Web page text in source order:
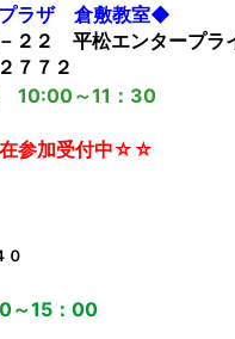
ラザ 倉敷教室◆
２２ 平松エンタープラ
７７２
10:00～11：30
付中☆☆
０
～15：00